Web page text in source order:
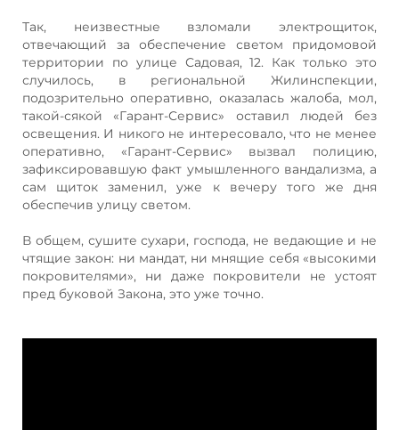
Так, неизвестные взломали электрощиток,
отвечающий за обеспечение светом придомовой
территории по улице Садовая, 12. Как только это
случилось, в региональной Жилинспекции,
подозрительно оперативно, оказалась жалоба, мол,
такой-сякой «Гарант-Сервис» оставил людей без
освещения. И никого не интересовало, что не менее
оперативно, «Гарант-Сервис» вызвал полицию,
зафиксировавшую факт умышленного вандализма, а
сам щиток заменил, уже к вечеру того же дня
обеспечив улицу светом.
В общем, сушите сухари, господа, не ведающие и не
чтящие закон: ни мандат, ни мнящие себя «высокими
покровителями», ни даже покровители не устоят
пред буковой Закона, это уже точно.